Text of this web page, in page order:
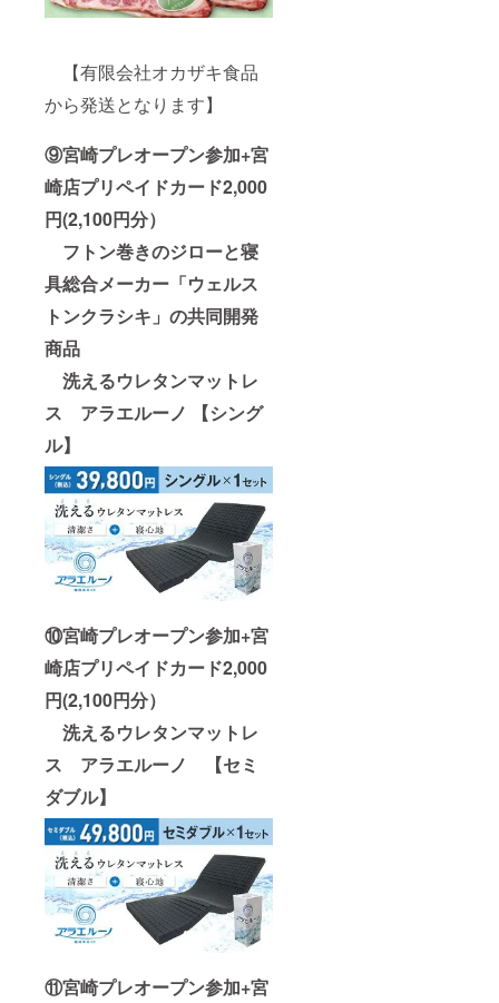
【有限会社オカザキ食品
から発送となります】
⑨宮崎プレオープン参加+宮
崎店プリペイドカード2,000
円(2,100円分）
フトン巻きのジローと寝
具総合メーカー「ウェルス
トンクラシキ」の共同開発
商品
洗えるウレタンマットレ
ス アラエルーノ 【シング
ル】
⑩宮崎プレオープン参加+宮
崎店プリペイドカード2,000
円(2,100円分）
洗えるウレタンマットレ
ス アラエルーノ 【セミ
ダブル】
⑪宮崎プレオープン参加+宮